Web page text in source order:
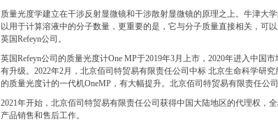
质量光度学建立在干涉反射显微镜和干涉散射显微镜的原理之上。牛津大
以用于计算溶液中的分子数量，更重要的是，它与分子质量直接相关，可
英国Refeyn公司。
英国Refeyn公司的质量光度计One MP于2019年3月上市，2020年进入中
有升级。2022年2月，北京佰司特贸易有限责任公司中标 北京生命科学研
的质量光度计的一代机OneMP，有大幅提升。北京佰司特贸易有限责任公
2021年开始，北京佰司特贸易有限责任公司获得中国大陆地区的代理权，
产品销售和售后工作。